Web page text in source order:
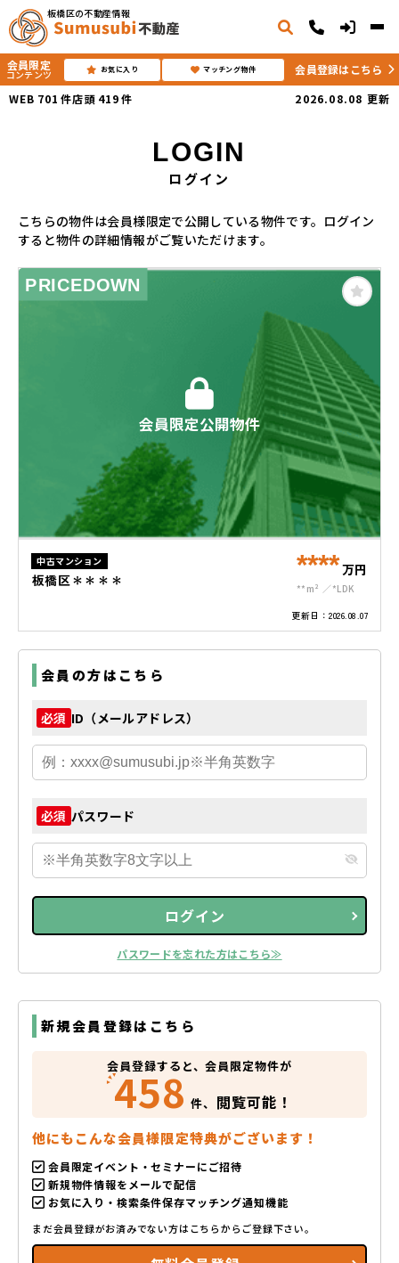
板橋区の不動産情報
会員限定
コンテンツ お気に入り マッチング物件
会員登録はこちら
WEB 701 件店頭 419 件 2026.08.08 更新
LOGIN
ログイン
こちらの物件は会員様限定で公開している物件です。ログイン
すると物件の詳細情報がご覧いただけます。
会員限定公開物件
PRICEDOWN
中古マンション
板橋区＊＊＊＊ ****万円
**m²
*LDK
更新日： 2026.08.07
会員の方はこちら
必須 ID（メールアドレス）
必須 パスワード
ログイン
パスワードを忘れた方はこちら≫
新規会員登録はこちら
会員登録すると、会員限定物件が
458 件、 閲覧可能！
他にもこんな会員様限定特典がございます！
会員限定イベント・セミナーにご招待
新規物件情報をメールで配信
お気に入り・検索条件保存マッチング通知機能
まだ会員登録がお済みでない方はこちらからご登録下さい。